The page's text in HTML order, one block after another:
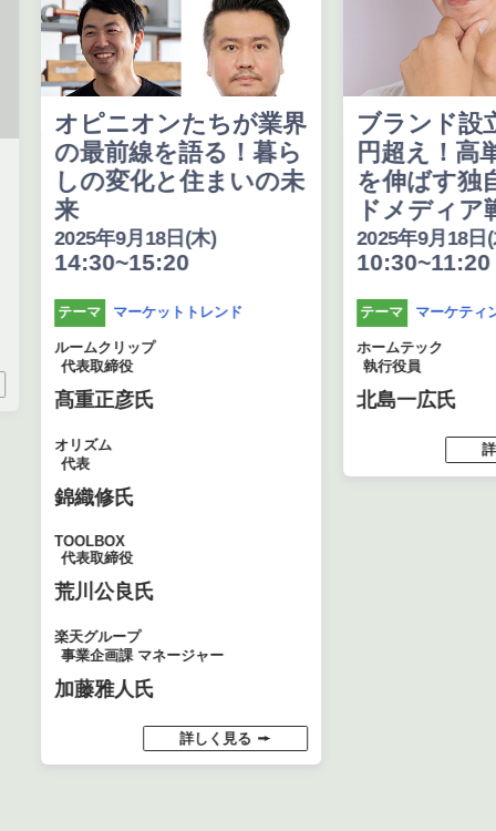
オピニオンたちが業界
の最前線を語る！暮ら
しの変化と住まいの未
来
2025年9月18日(木)
14:30~15:20
テーマ マーケットトレンド
ルームクリップ
代表取締役
髙重正彦氏
オリズム
代表
錦織修氏
TOOLBOX
代表取締役
荒川公良氏
楽天グループ
事業企画課 マネージャー
加藤雅人氏
詳しく見る
ブランド設
円超え！高
を伸ばす独
ドメディア
2025年9月18日(
10:30~11:20
テーマ マーケティン
ホームテック
執行役員
北島一広氏
詳